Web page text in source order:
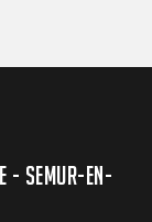
- SEMUR-EN-